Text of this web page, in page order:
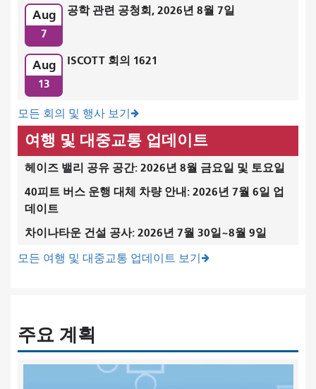
Aug
7
공학 관련 공청회, 2026년 8월 7일
Aug
13
ISCOTT 회의 1621
모든 회의 및 행사 보기
여행 및 대중교통 업데이트
헤이즈 밸리 공유 공간: 2026년 8월 금요일 및 토요일
40피트 버스 운행 대체 차량 안내: 2026년 7월 6일 업
데이트
차이나타운 건설 공사: 2026년 7월 30일~8월 9일
모든 여행 및 대중교통 업데이트 보기
주요 계획